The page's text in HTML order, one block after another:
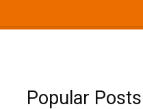
Popular Posts